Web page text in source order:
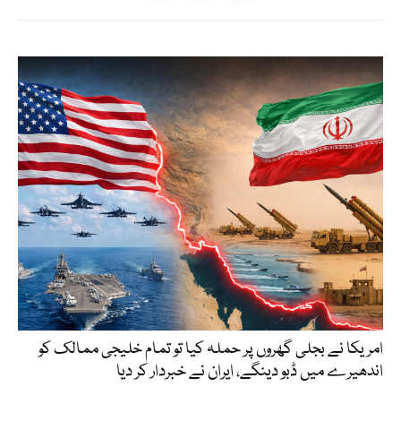
امریکا نے بجلی گھروں پر حملہ کیا تو تمام خلیجی ممالک کو
اندھیرے میں ڈبو دینگے، ایران نے خبردار کر دیا